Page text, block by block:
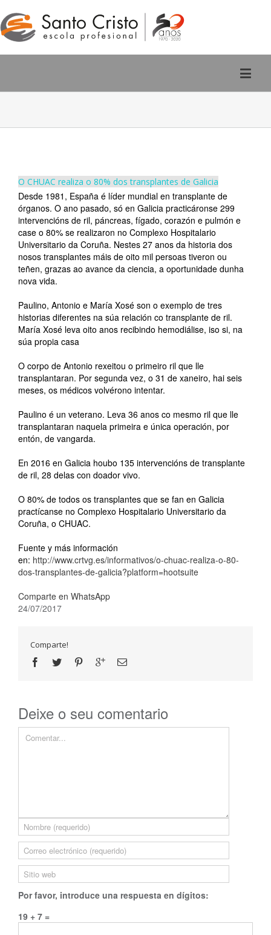
988 220 588
O CHUAC realiza o 80% dos transplantes de Galicia
Desde 1981, España é líder mundial en transplante de
órganos. O ano pasado, só en Galicia practicáronse 299
intervencións de ril, páncreas, fígado, corazón e pulmón e
case o 80% se realizaron no Complexo Hospitalario
Universitario da Coruña. Nestes 27 anos da historia dos
nosos transplantes máis de oito mil persoas tiveron ou
teñen, grazas ao avance da ciencia, a oportunidade dunha
nova vida.
Paulino, Antonio e María Xosé son o exemplo de tres
historias diferentes na súa relación co transplante de ril.
María Xosé leva oito anos recibindo hemodiálise, iso si, na
súa propia casa
O corpo de Antonio rexeitou o primeiro ril que lle
transplantaran. Por segunda vez, o 31 de xaneiro, hai seis
meses, os médicos volvérono intentar.
Paulino é un veterano. Leva 36 anos co mesmo ril que lle
transplantaran naquela primeira e única operación, por
entón, de vangarda.
En 2016 en Galicia houbo 135 intervencións de transplante
de ril, 28 delas con doador vivo.
O 80% de todos os transplantes que se fan en Galicia
practícanse no Complexo Hospitalario Universitario da
Coruña, o CHUAC.
Fuente y más información
en: http://www.crtvg.es/informativos/o-chuac-realiza-o-80-
dos-transplantes-de-galicia?platform=hootsuite
Comparte en WhatsApp
24/07/2017
Comparte!
Deixe o seu comentario
Por favor, introduce una respuesta en dígitos:
19 + 7 =